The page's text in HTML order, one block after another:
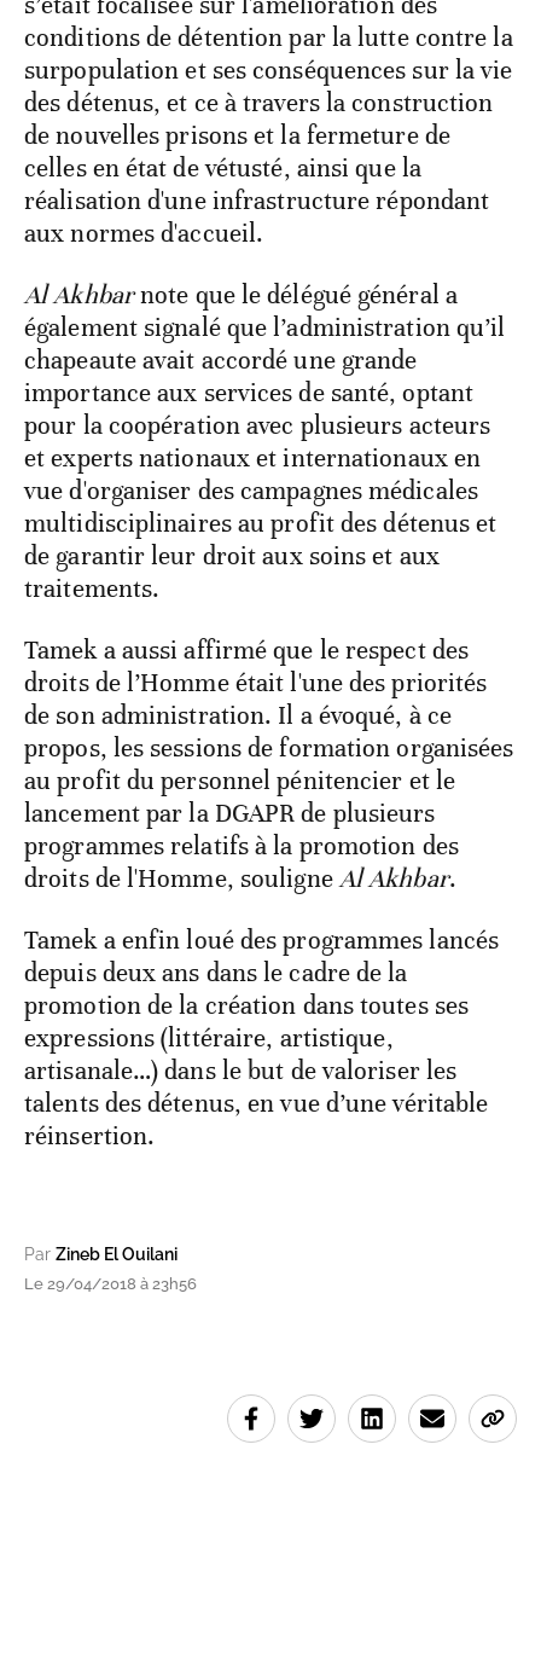
conditions de détention par la lutte contre la
surpopulation et ses conséquences sur la vie
des détenus, et ce à travers la construction
de nouvelles prisons et la fermeture de
celles en état de vétusté, ainsi que la
réalisation d'une infrastructure répondant
aux normes d'accueil.
Al Akhbarnote que le délégué général a
également signalé que l’administration qu’il
chapeaute avait accordé une grande
importance aux services de santé, optant
pour la coopération avec plusieurs acteurs
et experts nationaux et internationaux en
vue d'organiser des campagnes médicales
multidisciplinaires au profit des détenus et
de garantir leur droit aux soins et aux
traitements.
Tamek a aussi affirmé que le respect des
droits de l’Homme était l'une des priorités
de son administration. Il a évoqué, à ce
propos, les sessions de formation organisées
au profit du personnel pénitencier et le
lancement par la DGAPR de plusieurs
programmes relatifs à la promotion des
droits de l'Homme, souligneAl Akhbar.
Tamek a enfin loué des programmes lancés
depuis deux ans dans le cadre de la
promotion de la création dans toutes ses
expressions (littéraire, artistique,
artisanale…) dans le but de valoriser les
talents des détenus, en vue d’une véritable
réinsertion.
Par Zineb El Ouilani
Le 29/04/2018 à 23h56